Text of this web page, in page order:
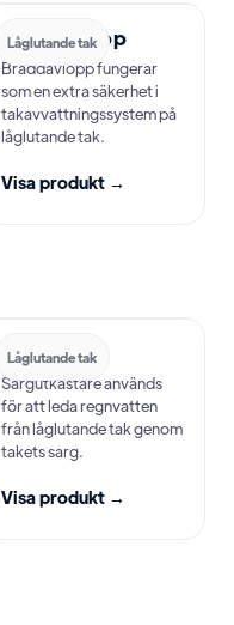
Låglutande tak
Bräddavlopp
Bräddavlopp fungerar
som en extra säkerhet i
takavvattningssystem på
låglutande tak.
Visa produkt →
Låglutande tak
Sargutkast
Sargutkastare används
för att leda regnvatten
från låglutande tak genom
takets sarg.
Visa produkt →